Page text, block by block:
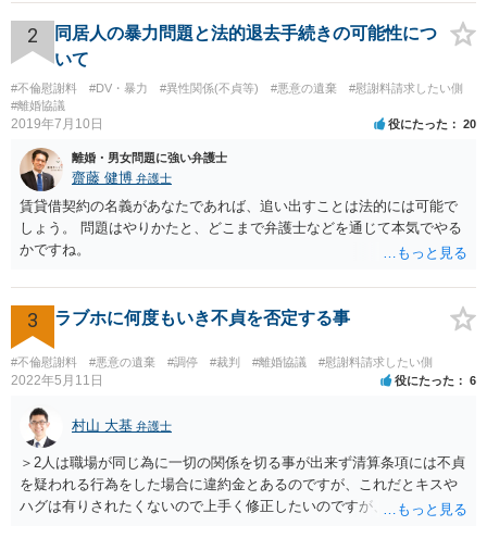
も、全体のなかでその主張がどの程度の意味を有するのかにより、対
処方法も変わってきうるものです。離婚に向けてしっかりと訴訟を進
めていく場合には、弁護士に依頼することを検討された方がいいかも
しれませんね^^
2
同居人の暴力問題と法的退去手続きの可能性につ
いて
#不倫慰謝料 #DV・暴力 #異性関係(不貞等) #悪意の遺棄
#慰謝料請求したい側
#離婚協議
2019年7月10日 役にたった 20
離婚・男女問題に強い弁護士
齋藤 健博 弁護士
賃貸借契約の名義があなたであれば、追い出すことは法的には可能で
しょう。 問題はやりかたと、どこまで弁護士などを通じて本気でやる
かですね。
3 ラブホに何度もいき不貞を否定する事
#不倫慰謝料 #悪意の遺棄 #調停 #裁判 #離婚協議 #慰謝料請求したい側
2022年5月11日 役にたった 6
村山 大基 弁護士
＞2人は職場が同じ為に一切の関係を切る事が出来ず清算条項には不貞
を疑われる行為をした場合に違約金とあるのですが、これだとキスや
ハグは有りされたくないので上手く修正したいのですが、アドバイス